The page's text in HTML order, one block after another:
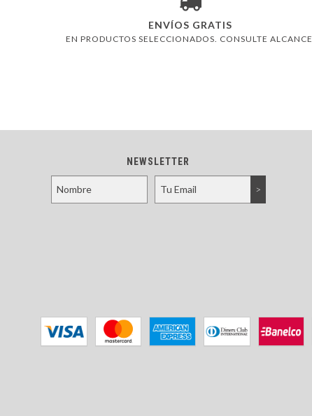
ENVÍOS GRATIS
EN PRODUCTOS SELECCIONADOS. CONSULTE ALCANCE.
NEWSLETTER